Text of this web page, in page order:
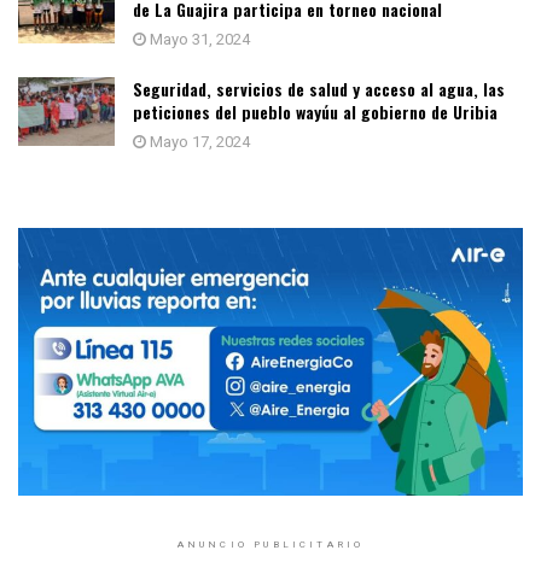
de La Guajira participa en torneo nacional
Mayo 31, 2024
Seguridad, servicios de salud y acceso al agua, las
peticiones del pueblo wayúu al gobierno de Uribia
Mayo 17, 2024
ANUNCIO PUBLICITARIO